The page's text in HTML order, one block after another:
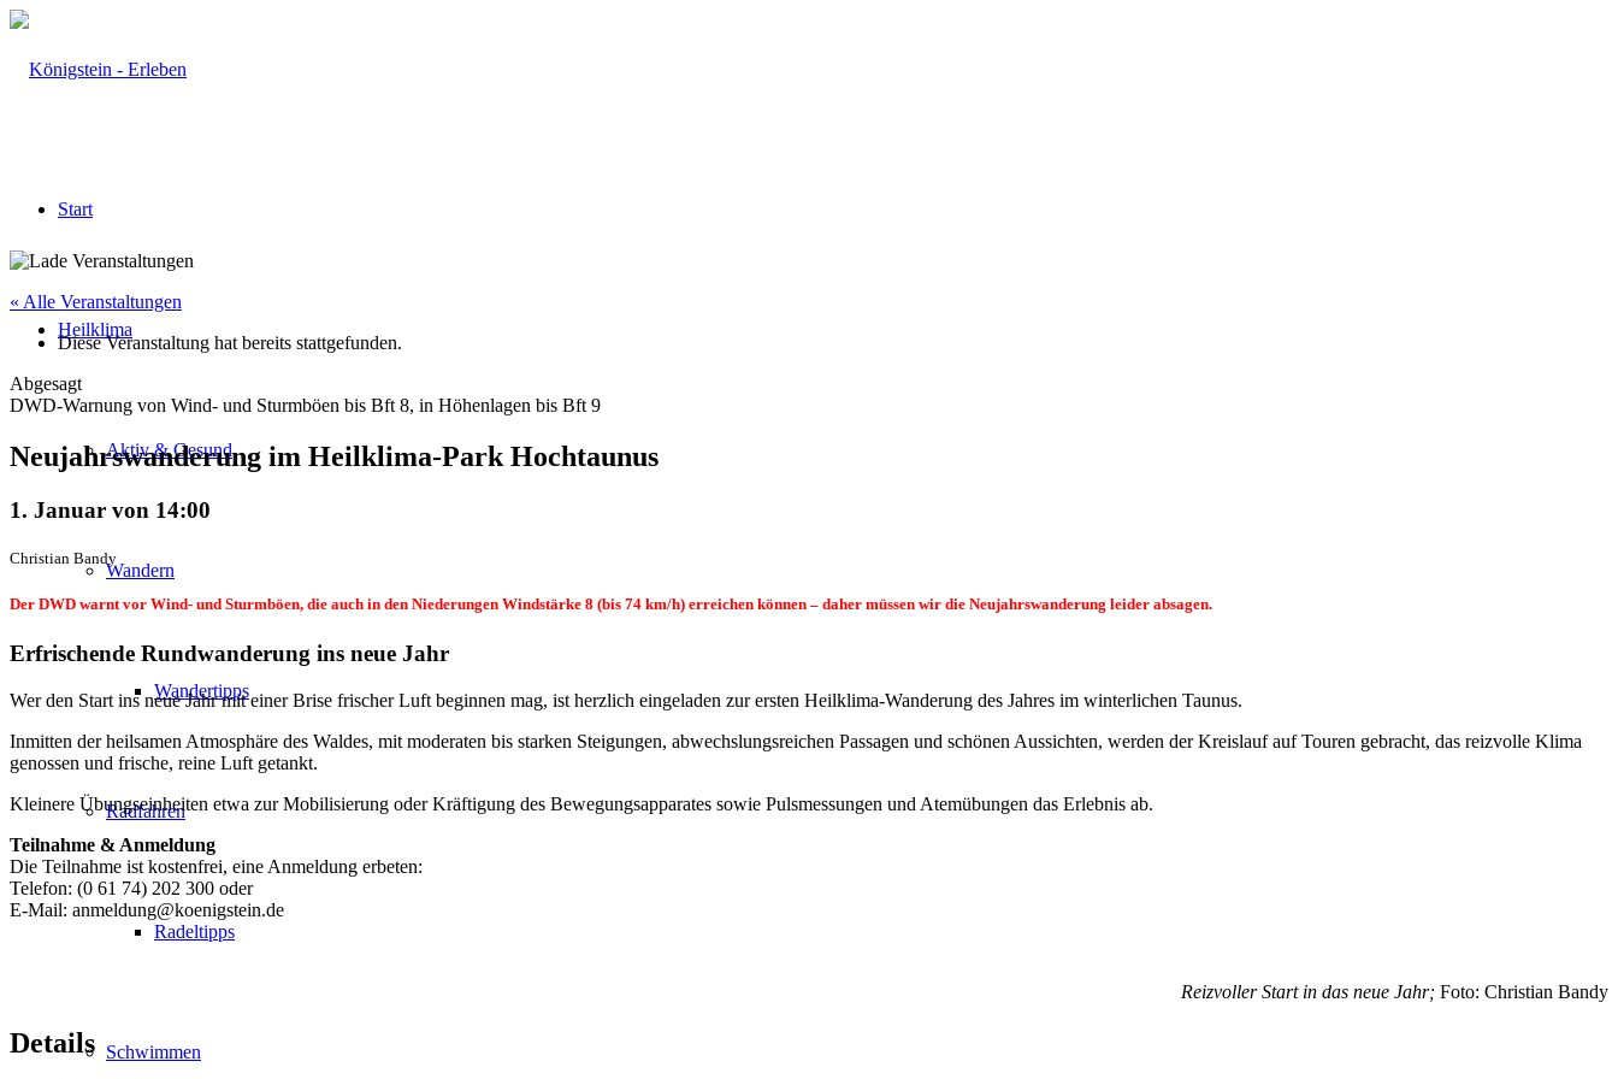
Start
Heilklima
Aktiv & Gesund
Wandern
Wandertipps
Radfahren
Radeltipps
Schwimmen
« Alle Veranstaltungen
Diese Veranstaltung hat bereits stattgefunden.
Abgesagt
DWD-Warnung von Wind- und Sturmböen bis Bft 8, in Höhenlagen bis Bft 9
Neujahrswanderung im Heilklima-Park Hochtaunus
1. Januar von 14:00
Christian Bandy
Der DWD warnt vor Wind- und Sturmböen, die auch in den Niederungen Windstärke 8 (bis 74 km/h) erreichen können – daher müssen wir die Neujahrswanderung leider absagen.
Erfrischende Rundwanderung ins neue Jahr
Wer den Start ins neue Jahr mit einer Brise frischer Luft beginnen mag, ist herzlich eingeladen zur ersten Heilklima-Wanderung des Jahres im winterlichen Taunus.
Inmitten der heilsamen Atmosphäre des Waldes, mit moderaten bis starken Steigungen, abwechslungsreichen Passagen und schönen Aussichten, werden der Kreislauf auf Touren gebracht, das reizvolle Klima
genossen und frische, reine Luft getankt.
Kleinere Übungseinheiten etwa zur Mobilisierung oder Kräftigung des Bewegungsapparates sowie Pulsmessungen und Atemübungen das Erlebnis ab.
Teilnahme & Anmeldung
Die Teilnahme ist kostenfrei, eine Anmeldung erbeten:
Telefon: (0 61 74) 202 300 oder
E-Mail: anmeldung@koenigstein.de
Reizvoller Start in das neue Jahr; Foto: Christian Bandy
Details